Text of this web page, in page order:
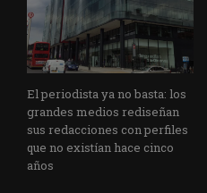
El periodista ya no basta: los
grandes medios rediseñan
sus redacciones con perfiles
que no existían hace cinco
años